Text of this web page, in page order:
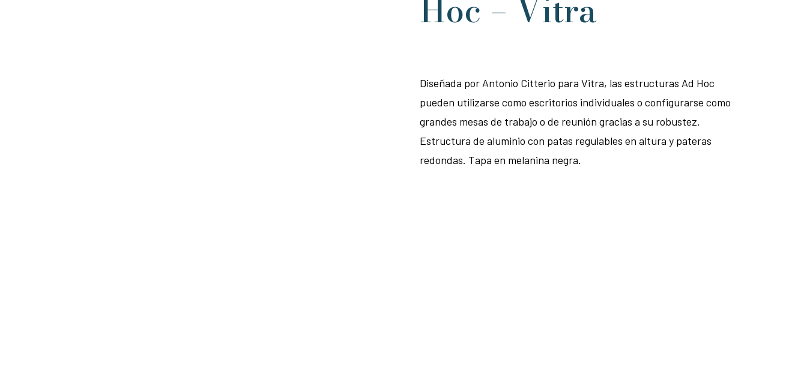
Hoc – Vitra
Diseñada por Antonio Citterio para Vitra, las estructuras Ad Hoc
pueden utilizarse como escritorios individuales o configurarse como
grandes mesas de trabajo o de reunión gracias a su robustez.
Estructura de aluminio con patas regulables en altura y pateras
redondas. Tapa en melanina negra.